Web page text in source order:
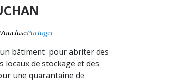
VauclusePartager
bâtiment pour abriter des
locaux de stockage et des
une quarantaine de